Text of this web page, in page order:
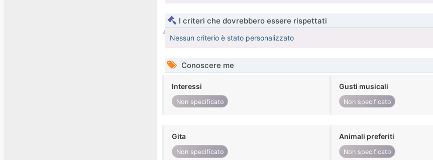
I criteri che dovrebbero essere rispettati
Nessun criterio è stato personalizzato
Conoscere me
Interessi
Non specificato
Gusti musicali
Non specificato
Gita
Non specificato
Animali preferiti
Non specificato